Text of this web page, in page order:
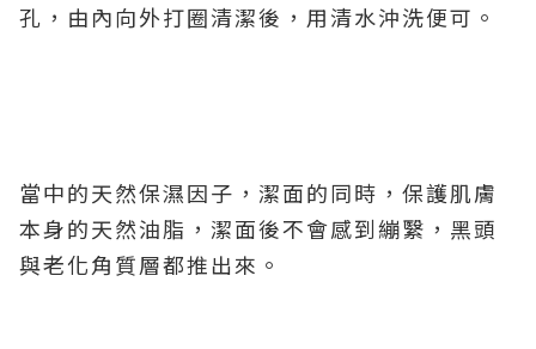
孔，由內向外打圈清潔後，用清水沖洗便可。
當中的天然保濕因子，潔面的同時，保護肌膚
本身的天然油脂，潔面後不會感到繃繄，黑頭
與老化角質層都推出來。